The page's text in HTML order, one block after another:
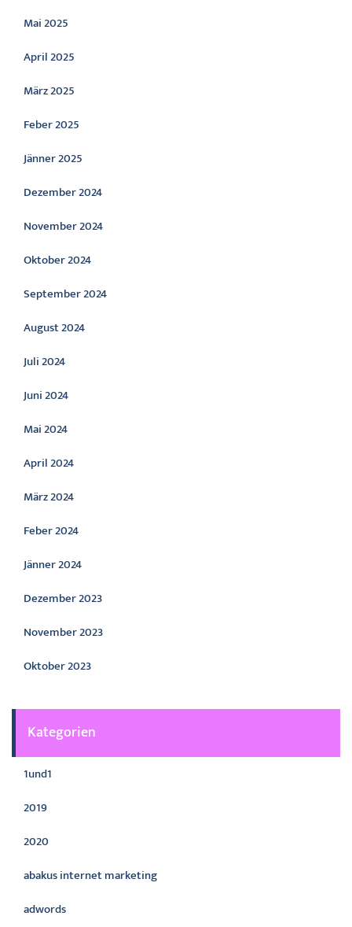
Mai 2025
April 2025
März 2025
Feber 2025
Jänner 2025
Dezember 2024
November 2024
Oktober 2024
September 2024
August 2024
Juli 2024
Juni 2024
Mai 2024
April 2024
März 2024
Feber 2024
Jänner 2024
Dezember 2023
November 2023
Oktober 2023
Kategorien
1und1
2019
2020
abakus internet marketing
adwords